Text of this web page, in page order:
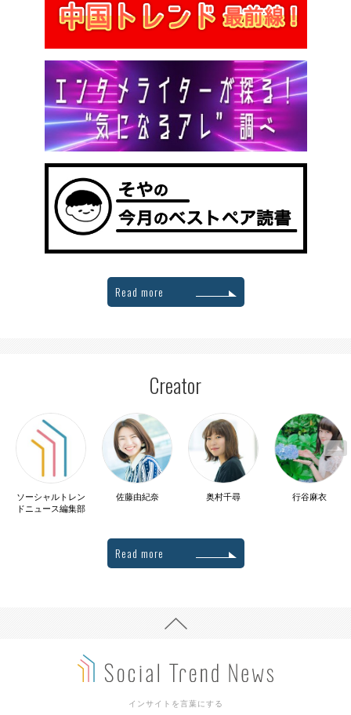
Read more
Creator
ソーシャルトレン
ドニュース編集部
佐藤由紀奈 奥村千尋 行谷麻衣
Read more
インサイトを言葉にする